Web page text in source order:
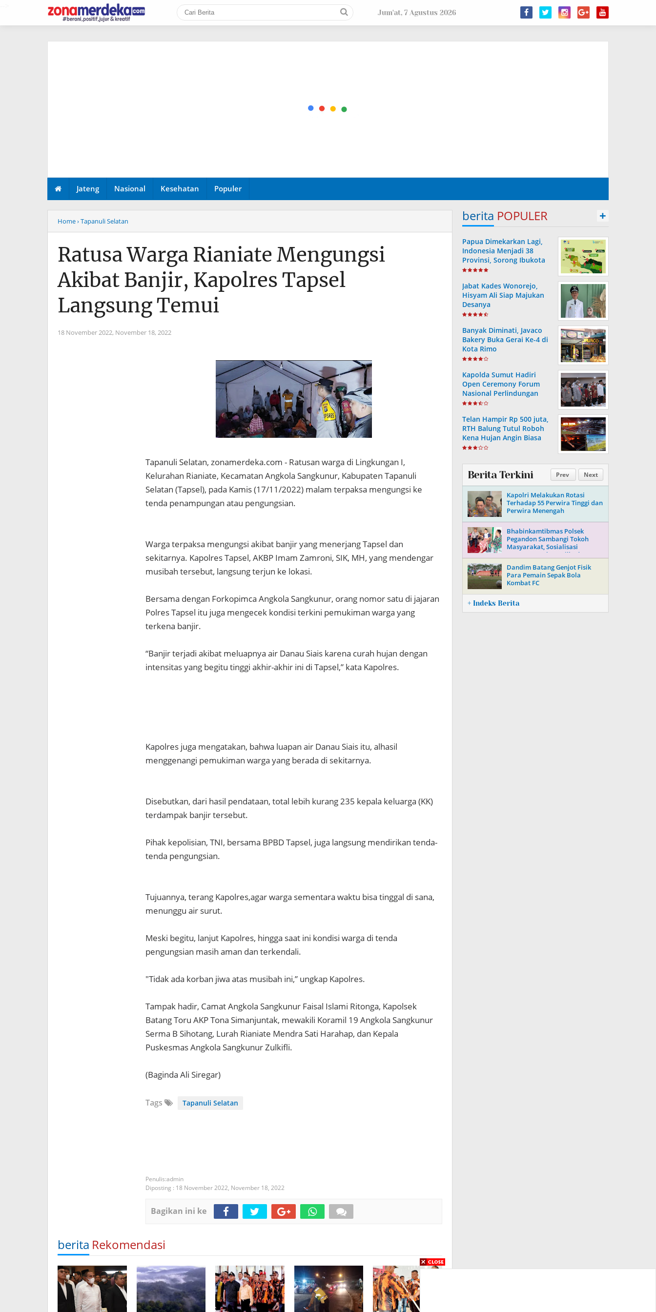
Jum'at, 7 Agustus 2026
Jateng Nasional Kesehatan Populer
Home› Tapanuli Selatan
Ratusa Warga Rianiate Mengungsi
Akibat Banjir, Kapolres Tapsel
Langsung Temui
18 November 2022, November 18, 2022
Tapanuli Selatan, zonamerdeka.com - Ratusan warga di Lingkungan I,
Kelurahan Rianiate, Kecamatan Angkola Sangkunur, Kabupaten Tapanuli
Selatan (Tapsel), pada Kamis (17/11/2022) malam terpaksa mengungsi ke
tenda penampungan atau pengungsian.
Warga terpaksa mengungsi akibat banjir yang menerjang Tapsel dan
sekitarnya. Kapolres Tapsel, AKBP Imam Zamroni, SIK, MH, yang mendengar
musibah tersebut, langsung terjun ke lokasi.
Bersama dengan Forkopimca Angkola Sangkunur, orang nomor satu di jajaran
Polres Tapsel itu juga mengecek kondisi terkini pemukiman warga yang
terkena banjir.
“Banjir terjadi akibat meluapnya air Danau Siais karena curah hujan dengan
intensitas yang begitu tinggi akhir-akhir ini di Tapsel,” kata Kapolres.
Kapolres juga mengatakan, bahwa luapan air Danau Siais itu, alhasil
menggenangi pemukiman warga yang berada di sekitarnya.
Disebutkan, dari hasil pendataan, total lebih kurang 235 kepala keluarga (KK)
terdampak banjir tersebut.
Pihak kepolisian, TNI, bersama BPBD Tapsel, juga langsung mendirikan tenda-
tenda pengungsian.
Tujuannya, terang Kapolres,agar warga sementara waktu bisa tinggal di sana,
menunggu air surut.
Meski begitu, lanjut Kapolres, hingga saat ini kondisi warga di tenda
pengungsian masih aman dan terkendali.
"Tidak ada korban jiwa atas musibah ini,” ungkap Kapolres.
Tampak hadir, Camat Angkola Sangkunur Faisal Islami Ritonga, Kapolsek
Batang Toru AKP Tona Simanjuntak, mewakili Koramil 19 Angkola Sangkunur
Serma B Sihotang, Lurah Rianiate Mendra Sati Harahap, dan Kepala
Puskesmas Angkola Sangkunur Zulkifli.
(Baginda Ali Siregar)
Tags Tapanuli Selatan
admin
Diposting : 18 November 2022, November 18, 2022
Bagikan ini ke
berita Rekomendasi
berita POPULER +
Papua Dimekarkan Lagi,
Indonesia Menjadi 38
Provinsi, Sorong Ibukota
Provinsi ke 38
Jabat Kades Wonorejo,
Hisyam Ali Siap Majukan
Desanya
Banyak Diminati, Javaco
Bakery Buka Gerai Ke-4 di
Kota Rimo
Kapolda Sumut Hadiri
Open Ceremony Forum
Nasional Perlindungan
Anak ke-V Tahun 2022
Telan Hampir Rp 500 juta,
RTH Balung Tutul Roboh
Kena Hujan Angin Biasa
Prev Next
Berita Terkini
Kapolri Melakukan Rotasi
Terhadap 55 Perwira Tinggi dan
Perwira Menengah
Bhabinkamtibmas Polsek
Pegandon Sambangi Tokoh
Masyarakat, Sosialisasi
Keamanan Jelang Pilkada 2024
Dandim Batang Genjot Fisik
Para Pemain Sepak Bola
Kombat FC
+ Indeks Berita